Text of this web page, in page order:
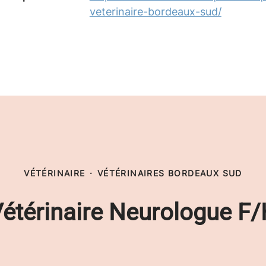
veterinaire-bordeaux-sud/
VÉTÉRINAIRE · VÉTÉRINAIRES BORDEAUX SUD
Neurologue